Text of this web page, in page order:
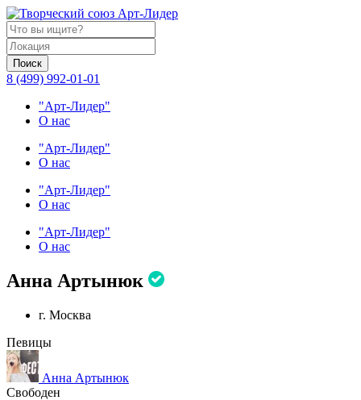
Поиск
8 (499) 992-01-01
"Арт-Лидер"
О нас
"Арт-Лидер"
О нас
"Арт-Лидер"
О нас
"Арт-Лидер"
О нас
Анна Артынюк
г. Москва
Певицы
Анна Артынюк
Свободен